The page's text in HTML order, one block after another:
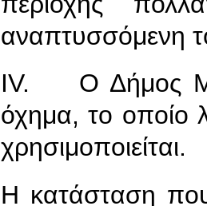
αναπτυσσόμενη
IV. Ο Δήμος
όχημα, το οποίο
χρησιμοποιείται.
Η κατάσταση